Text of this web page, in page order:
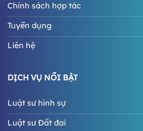
Chính sách hợp tác
Tuyển dụng
Liên hệ
DỊCH VỤ NỔI BẬT
Luật sư hình sự
Luật sư Đất đai